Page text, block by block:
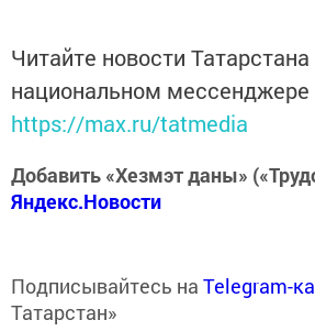
Читайте новости Татарстана
национальном
https://max.ru/tatmedia
Добавить «Хезмэт даны»
Яндекс.Новости
Подписывайтесь на Telegram-
Татарстан»